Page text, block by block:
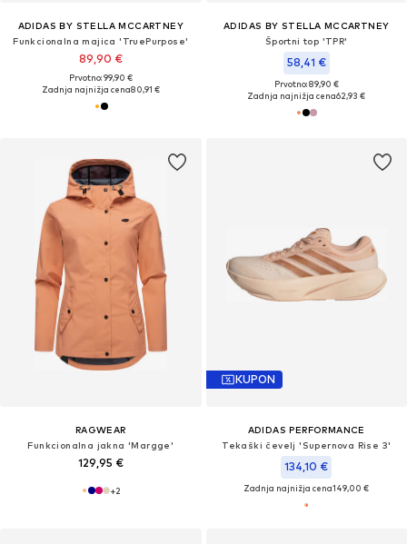
ADIDAS BY STELLA MCCARTNEY
Funkcionalna majica 'TruePurpose'
89,90 €
Prvotno: 99,90 €
Zadnja najnižja cena80,91 €
ADIDAS BY STELLA MCCARTNEY
Športni top 'TPR'
58,41 €
Prvotno: 89,90 €
Zadnja najnižja cena62,93 €
RAGWEAR
Funkcionalna jakna 'Margge'
129,95 €
+2
KUPON
ADIDAS PERFORMANCE
Tekaški čevelj 'Supernova Rise 3'
134,10 €
Zadnja najnižja cena149,00 €